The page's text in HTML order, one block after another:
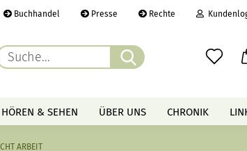
Buchhandel Presse Rechte
Passwort
Suche...
HÖREN & SEHEN ÜBER UNS CHRONIK
ARBEIT